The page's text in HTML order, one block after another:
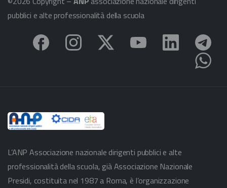
pubblici e alte professionalità della scuola
L’ANP Associazione nazionale dirigenti pubblici e alte
professionalità della scuola, già Associazione Nazionale
Presidi, costituita nel 1987 a Roma, è l’organizzazione